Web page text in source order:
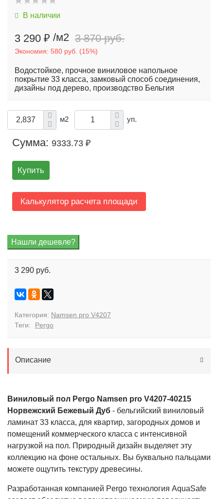
В наличии
3 290 ₽ /м2 3 870 руб.
Экономия: 580 руб. (15%)
Водостойкое, прочное виниловое напольное
покрытие 33 класса, замковый способ соединения,
дизайны под дерево, производство Бельгия
м2 уп.
Сумма: 9333.73 ₽
Купить
Калькулятор расчета площади
3 290 руб.
Категория: Namsen pro V4207
Теги:
Pergo
Описание
Виниловый пол Pergo Namsen pro V4207-40215
Норвежский Бежевый Дуб - бельгийский виниловый
ламинат 33 класса, для квартир, загородных домов и
помещений коммерческого класса с интенсивной
нагрузкой на пол. Природный дизайн выделяет эту
коллекцию на фоне остальных. Вы буквально пальцами
можете ощутить текстуру древесины.
Разработанная компанией Pergo технология AquaSafe